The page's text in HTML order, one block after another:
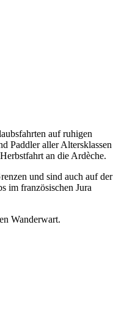
auf ruhigen
Paddler aller Altersklassen
an die Ardèche.
und sind auch auf der
im französischen Jura
Wanderwart.